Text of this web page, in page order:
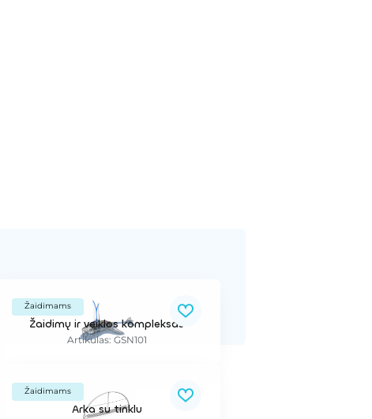
Žaidimams
Žaidimų ir veiklos kompleksas
Artikulas: GSN101
Žaidimams
Arka su tinklu